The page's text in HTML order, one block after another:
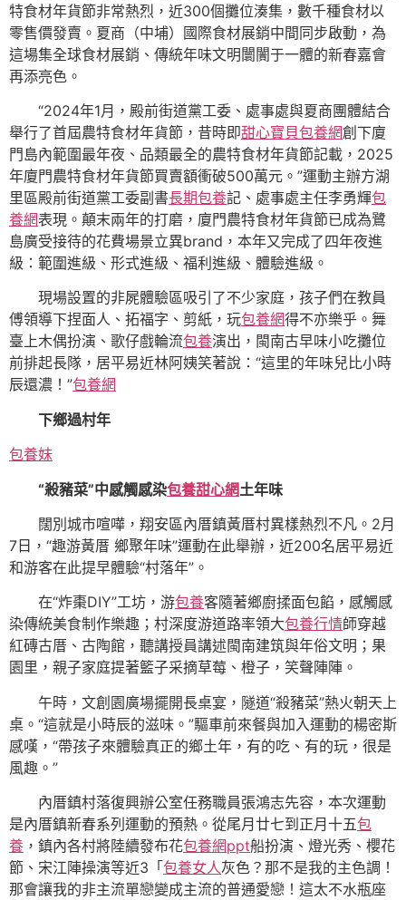
特食材年貨節非常熱烈，近300個攤位湊集，數千種食材以
零售價發賣。夏商（中埔）國際食材展銷中間同步啟動，為
這場集全球食材展銷、傳統年味文明闤闠于一體的新春嘉會
再添亮色。
“2024年1月，殿前街道黨工委、處事處與夏商團體結合
舉行了首屆農特食材年貨節，昔時即甜心寶貝包養網創下廈
門島內範圍最年夜、品類最全的農特食材年貨節記載，2025
年廈門農特食材年貨節買賣額衝破500萬元。”運動主辦方湖
里區殿前街道黨工委副書長期包養記、處事處主任李勇輝包
養網表現。顛末兩年的打磨，廈門農特食材年貨節已成為鷺
島廣受接待的花費場景立異brand，本年又完成了四年夜進
級：範圍進級、形式進級、福利進級、體驗進級。
現場設置的非屍體驗區吸引了不少家庭，孩子們在教員
傅領導下捏面人、拓福字、剪紙，玩包養網得不亦樂乎。舞
臺上木偶扮演、歌仔戲輪流包養演出，閩南古早味小吃攤位
前排起長隊，居平易近林阿姨笑著說：“這里的年味兒比小時
辰還濃！”包養網
下鄉過村年
包養妹
“殺豬菜”中感觸感染包養甜心網土年味
闊別城市喧嘩，翔安區內厝鎮黃厝村異樣熱烈不凡。2月
7日，“趣游黃厝 鄉聚年味”運動在此舉辦，近200名居平易近
和游客在此提早體驗“村落年”。
在“炸棗DIY”工坊，游包養客隨著鄉廚揉面包餡，感觸感
染傳統美食制作樂趣；村深度游道路率領大包養行情師穿越
紅磚古厝、古陶館，聽講授員講述閩南建筑與年俗文明；果
園里，親子家庭提著籃子采摘草莓、橙子，笑聲陣陣。
午時，文創園廣場擺開長桌宴，隧道“殺豬菜”熱火朝天上
桌。“這就是小時辰的滋味。”驅車前來餐與加入運動的楊密斯
感嘆，“帶孩子來體驗真正的鄉土年，有的吃、有的玩，很是
風趣。”
內厝鎮村落復興辦公室任務職員張鴻志先容，本次運動
是內厝鎮新春系列運動的預熱。從尾月廿七到正月十五包
養 ，鎮內各村將陸續發布花包養網ppt船扮演、燈光秀、櫻花
節、宋江陣操演等近3「 包養女人灰色？那不是我的主色調！
那會讓我的非主流單戀變成主流的普通愛戀！這太不水瓶座